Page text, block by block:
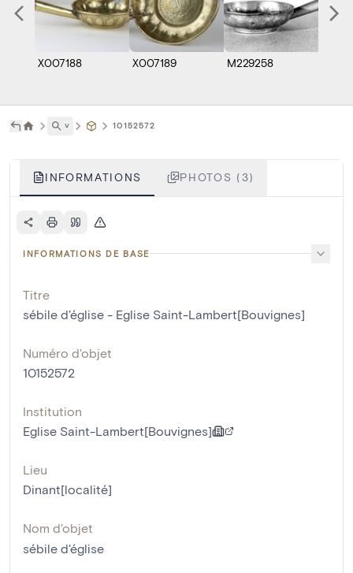
X007188 X007189 M229258
˅ 10152572
INFORMATIONS PHOTOS (3)
INFORMATIONS DE BASE
Titre
sébile d'église - Eglise Saint-Lambert[Bouvignes]
Numéro d'objet
10152572
Institution
Eglise Saint-Lambert[Bouvignes]
Lieu
Dinant[localité]
Nom d'objet
sébile d'église